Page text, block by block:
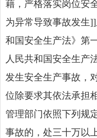
藉，严格落实岗位安
为异常导致事故发生
和国安全生产法》第
人民共和国安全生产
发生安全生产事故，
位除要求其依法承担
管理部门依照下列规
事故的，处三十万以